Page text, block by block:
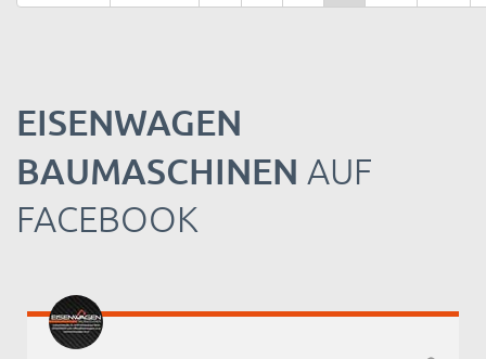
EISENWAGEN
BAUMASCHINEN AUF
FACEBOOK